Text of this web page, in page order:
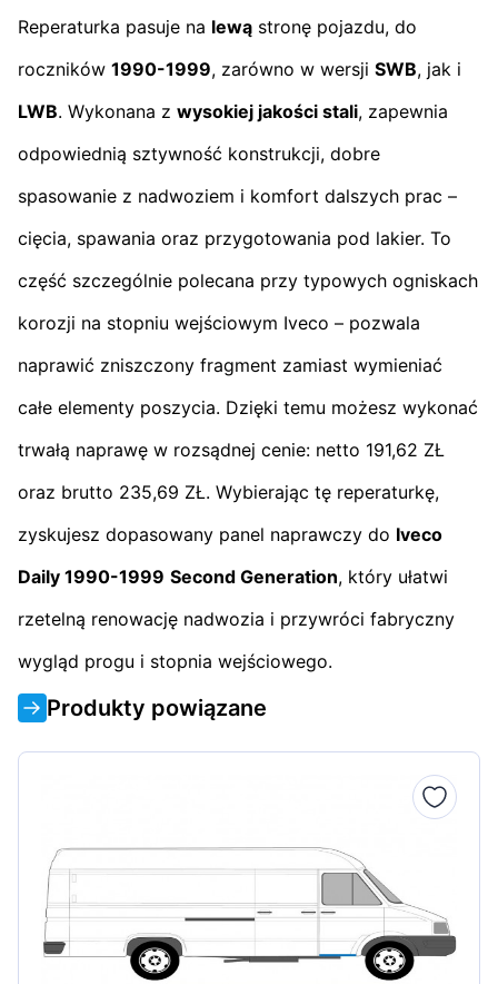
Reperaturka pasuje na lewą stronę pojazdu, do
roczników 1990-1999, zarówno w wersji SWB, jak i
LWB. Wykonana z wysokiej jakości stali, zapewnia
odpowiednią sztywność konstrukcji, dobre
spasowanie z nadwoziem i komfort dalszych prac –
cięcia, spawania oraz przygotowania pod lakier. To
część szczególnie polecana przy typowych ogniskach
korozji na stopniu wejściowym Iveco – pozwala
naprawić zniszczony fragment zamiast wymieniać
całe elementy poszycia. Dzięki temu możesz wykonać
trwałą naprawę w rozsądnej cenie: netto 191,62 ZŁ
oraz brutto 235,69 ZŁ. Wybierając tę reperaturkę,
zyskujesz dopasowany panel naprawczy do Iveco
Daily 1990-1999 Second Generation, który ułatwi
rzetelną renowację nadwozia i przywróci fabryczny
wygląd progu i stopnia wejściowego.
Produkty powiązane